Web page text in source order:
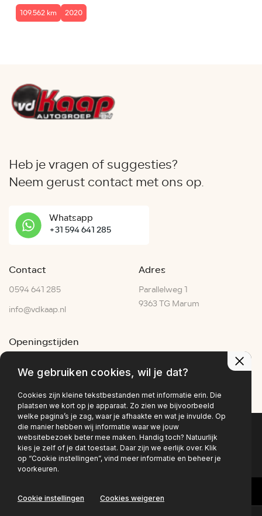
109.562 km 2020
Heb je vragen of suggesties?
Neem gerust contact met ons op.
Whatsapp
+31 594 641 285
Contact
0594 641 285
info@vdkaap.nl
Adres
Parallelweg 1
9363 TG Marum
Openingstijden
Za:
07:00–15:00
Privacy policy
We gebruiken cookies, wil je dat?
Cookies zijn kleine tekstbestanden met informatie erin. Die
plaatsen we kort op je apparaat. Zo zien we bijvoorbeeld
welke pagina’s je zag, waar je afhaakte en wat je invulde. Op
die manier hebben wij informatie waar we jouw
websitebezoek beter mee maken. Handig toch? Natuurlijk
kies je zelf of je dat toestaat. Daar zijn we eerlijk over. Klik
op “Cookie instellingen”, vind meer informatie en beheer je
voorkeuren.
Cookie instellingen Cookies weigeren